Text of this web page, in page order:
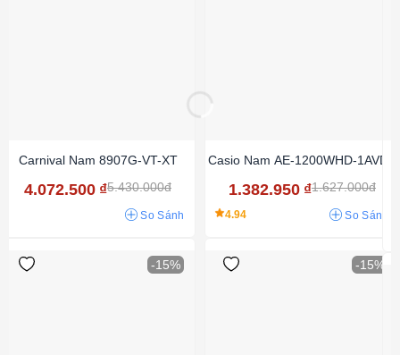
Carnival Nam 8907G-VT-XT
4.072.500 ₫5.430.000đ
So Sánh
Casio Nam AE-1200WHD-1AVDF
1.382.950 ₫1.627.000đ
4.94 So Sánh
-15% -15%